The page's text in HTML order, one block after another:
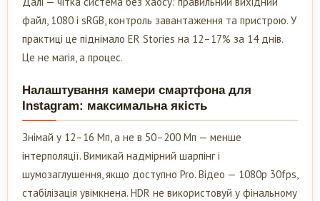
файл, 1080 і sRGB, контроль завантаження та пристрою. У
практиці це піднімало ER Stories на 12–17% за 14 днів.
Це не магія, а процес.
Налаштування камери смартфона для
Instagram: максимальна якість
Знімай у 12–16 Мп, а не в 50–200 Мп — менше
інтерполяції. Вимикай надмірний шарпінг і
шумозаглушення, якщо доступно Pro. Відео — 1080p 30fps,
стабілізація увімкнена. HDR не використовуй у фінальному